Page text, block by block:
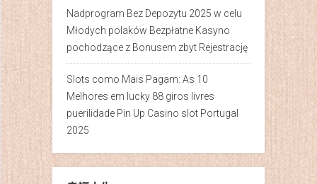
Nadprogram Bez Depozytu 2025 w celu
Młodych polaków Bezpłatne Kasyno
pochodzące z Bonusem zbyt Rejestrację
Slots como Mais Pagam: As 10
Melhores em lucky 88 giros livres
puerilidade Pin Up Casino slot Portugal
2025